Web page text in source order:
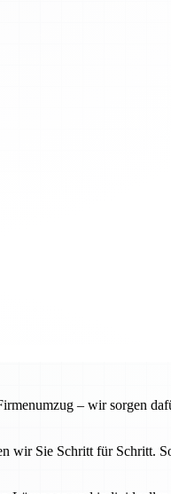
– wir sorgen
wir Sie Schritt für Schritt.